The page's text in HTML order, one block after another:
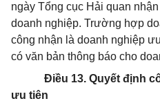
ngày Tổng cục Hải quan
doanh nghiệp. Trường hợp
công nhận là doanh nghiệp
có văn bản thông báo cho
Điều 13. Quyết định
ưu tiên